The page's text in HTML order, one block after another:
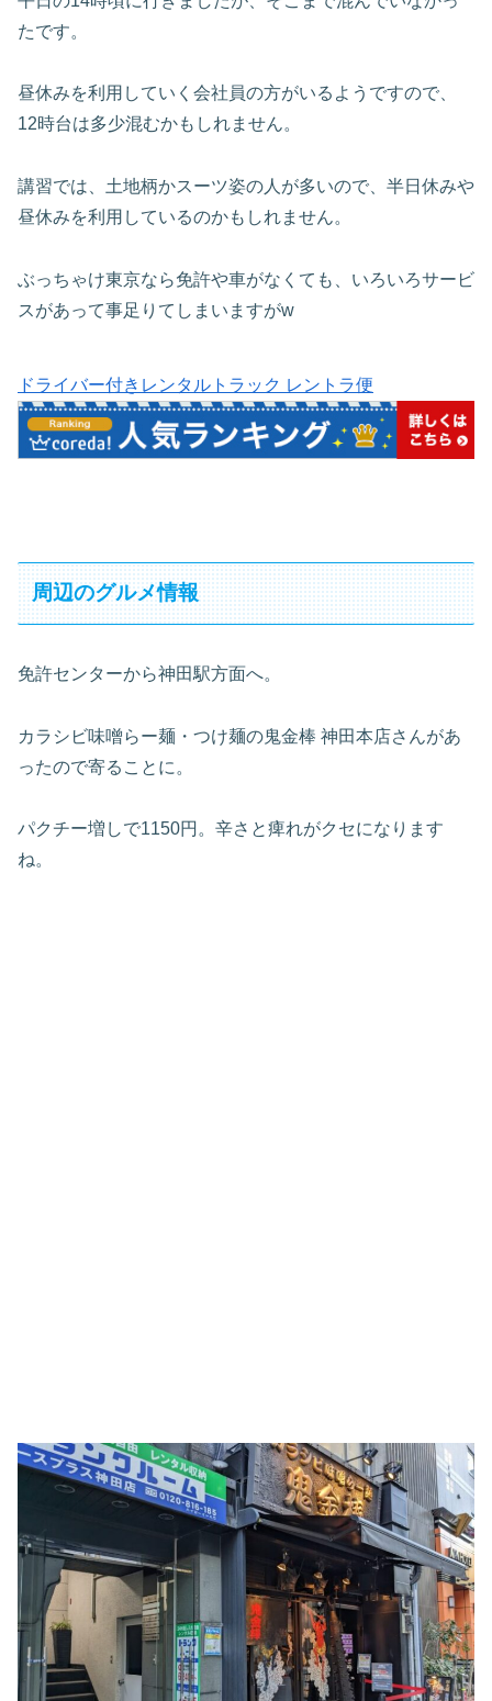
たです。
昼休みを利用していく会社員の方がいるようですので、
12時台は多少混むかもしれません。
講習では、土地柄かスーツ姿の人が多いので、半日休みや
昼休みを利用しているのかもしれません。
ぶっちゃけ東京なら免許や車がなくても、いろいろサービ
スがあって事足りてしまいますがw
ドライバー付きレンタルトラック レントラ便
周辺のグルメ情報
免許センターから神田駅方面へ。
カラシビ味噌らー麺・つけ麺の鬼金棒 神田本店さんがあ
ったので寄ることに。
パクチー増しで1150円。辛さと痺れがクセになります
ね。